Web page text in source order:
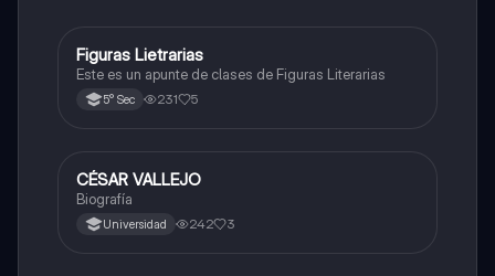
Otros
Figuras Lietrarias
Este es un apunte de clases de Figuras Literarias
5° Sec 231 5
Otros
CÉSAR VALLEJO
Biografía
Universidad 242 3